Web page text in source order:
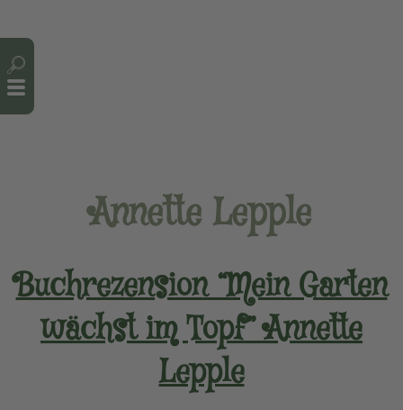
Annette Lepple
Buchrezension “Mein Garten
wächst im Topf” Annette
Lepple